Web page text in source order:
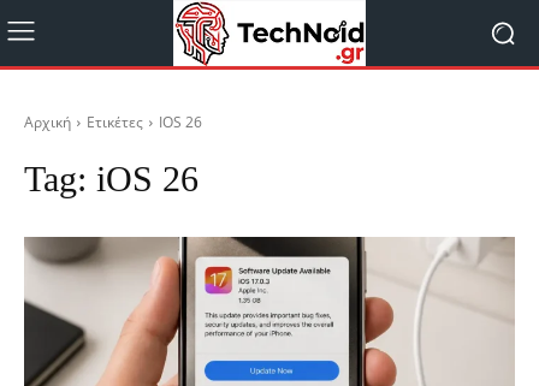
Αρχική Ετικέτες IOS 26
Tag: iOS 26